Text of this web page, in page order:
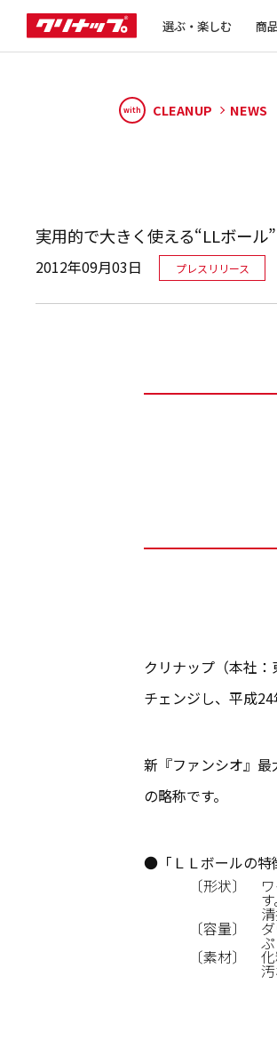
選ぶ・楽しむ 商
with CLEANUP NEWS
実用的で大きく使える“LLボー
2012年09月03日 プレスリリース
クリナップ（本社
チェンジし、平成24
新『ファンシオ』
の略称です。
●「ＬＬボールの特
〔形状〕
〔容量〕
〔素材〕